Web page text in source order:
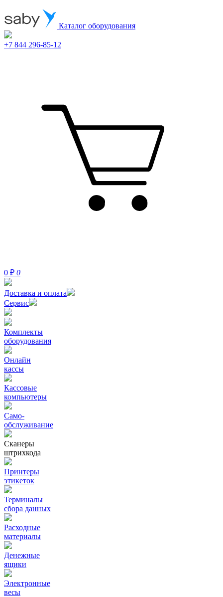
Каталог оборудования
+7 844 296-85-12
0 ₽ 0
Доставка и оплата
Сервис
Комплекты
оборудования
Онлайн
кассы
Кассовые
компьютеры
Само-
обслуживание
Сканеры
штрихкода
Принтеры
этикеток
Терминалы
сбора данных
Расходные
материалы
Денежные
ящики
Электронные
весы